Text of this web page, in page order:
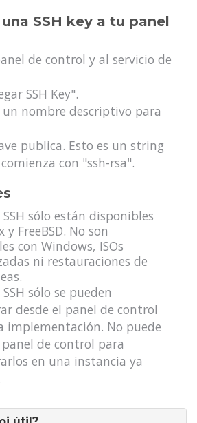
SSH key a tu panel
de control y al servicio de
SSH Key".
nombre descriptivo para
publica. Esto es un string
con "ssh-rsa".
SSH sólo están disponibles
y FreeBSD. No son
con Windows, ISOs
ni restauraciones de
sólo se pueden
desde el panel de control
implementación. No puede
de control para
en una instancia ya